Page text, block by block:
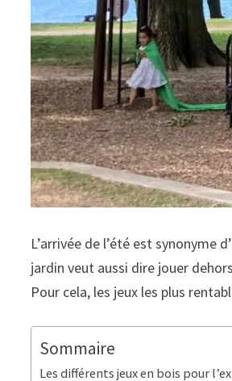
L’arrivée de l’été est synonyme
jardin veut aussi dire jouer
Pour cela, les jeux les plus
Sommaire
Les différents jeux en bois pour